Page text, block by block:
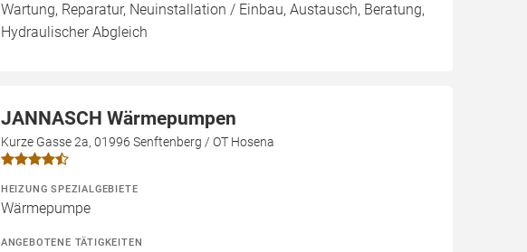
Wartung, Reparatur, Neuinstallation / Einbau, Austausch, Beratung,
Hydraulischer Abgleich
JANNASCH Wärmepumpen
Kurze Gasse 2a, 01996 Senftenberg / OT Hosena
HEIZUNG SPEZIALGEBIETE
Wärmepumpe
ANGEBOTENE TÄTIGKEITEN